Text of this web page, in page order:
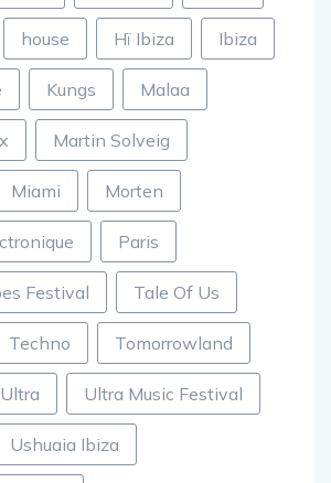
house Hï Ibiza Ibiza
Kungs Malaa
Martin Solveig
Miami Morten
Paris
Festival Tale Of Us
Techno Tomorrowland
Ultra Ultra Music Festival
Ushuaia Ibiza